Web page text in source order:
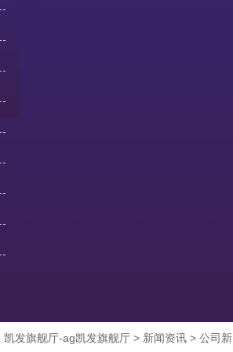
凯发旗舰厅-ag凯发旗舰厅 > 新闻资讯 > 公司